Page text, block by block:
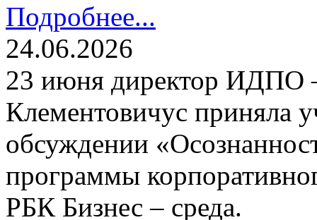
Подробнее...
24.06.2026
23 июня директор
Клементовичус приняла
обсуждении
программы
РБК Бизнес – среда.